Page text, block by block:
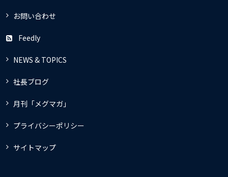
お問い合わせ
Feedly
NEWS & TOPICS
社長ブログ
月刊「メグマガ」
プライバシーポリシー
サイトマップ